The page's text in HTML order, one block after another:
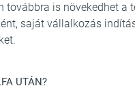
továbbra is növekedhet a
saját vállalkozás
UTÁN?